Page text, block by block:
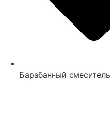
Барабанный смеситель